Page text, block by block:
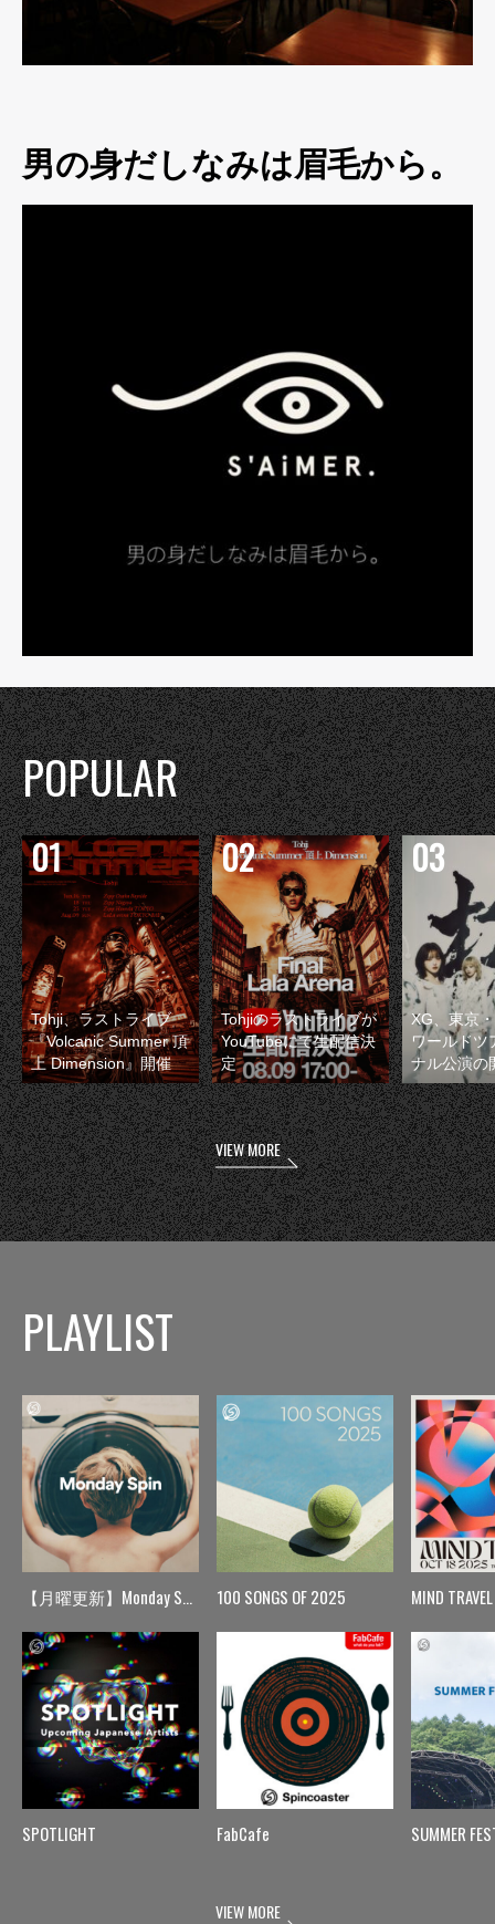
男の身だしなみは眉毛から。
POPULAR
Tohji、ラストライブ
『Volcanic Summer 頂
上 Dimension』開催
Tohjiのラストライブが
YouTubeにて生配信決
定
XG、東京
ワールドツ
ナル公演の
VIEW MORE
PLAYLIST
【月曜更新】Monday Spin
SPOTLIGHT
100 SONGS OF 2025
FabCafe
MIND TRAVEL
SUMMER
VIEW MORE